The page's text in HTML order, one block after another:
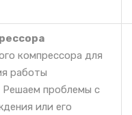
компрессора для
работы
Решаем проблемы с
или его